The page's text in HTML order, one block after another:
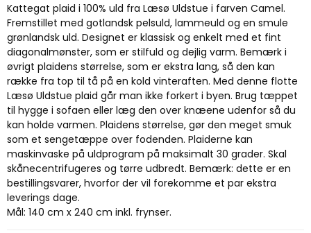
Kattegat plaid i 100% uld fra Læsø Uldstue i farven Camel.
Fremstillet med gotlandsk pelsuld, lammeuld og en smule
grønlandsk uld. Designet er klassisk og enkelt med et fint
diagonalmønster, som er stilfuld og dejlig varm. Bemærk i
øvrigt plaidens størrelse, som er ekstra lang, så den kan
række fra top til tå på en kold vinteraften. Med denne flotte
Læsø Uldstue plaid går man ikke forkert i byen. Brug tæppet
til hygge i sofaen eller læg den over knæene udenfor så du
kan holde varmen. Plaidens størrelse, gør den meget smuk
som et sengetæppe over fodenden. Plaiderne kan
maskinvaske på uldprogram på maksimalt 30 grader. Skal
skånecentrifugeres og tørre udbredt. Bemærk: dette er en
bestillingsvarer, hvorfor der vil forekomme et par ekstra
leverings dage.
Mål: 140 cm x 240 cm inkl. frynser.